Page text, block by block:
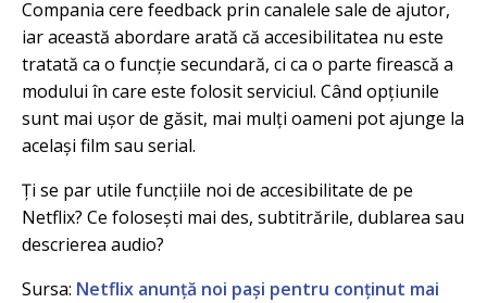
Compania cere feedback prin canalele sale de ajutor,
iar această abordare arată că accesibilitatea nu este
tratată ca o funcție secundară, ci ca o parte firească a
modului în care este folosit serviciul. Când opțiunile
sunt mai ușor de găsit, mai mulți oameni pot ajunge la
același film sau serial.
Ți se par utile funcțiile noi de accesibilitate de pe
Netflix? Ce folosești mai des, subtitrările, dublarea sau
descrierea audio?
Sursa: Netflix anunță noi pași pentru conținut mai